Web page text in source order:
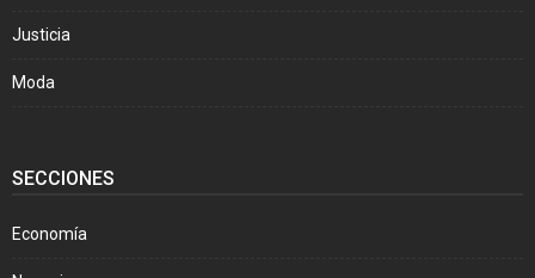
Justicia
Moda
SECCIONES
Economía